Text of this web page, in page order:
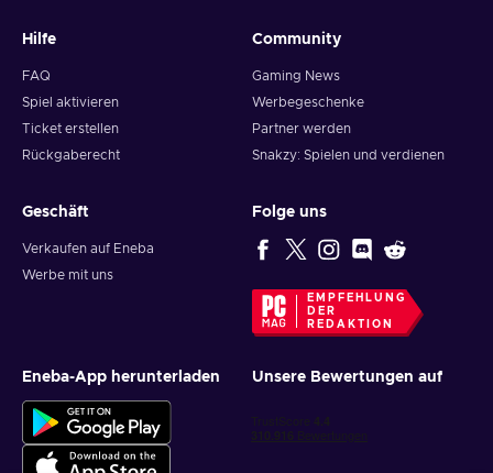
Hilfe
FAQ
Spiel aktivieren
Ticket erstellen
Rückgaberecht
Community
Gaming News
Werbegeschenke
Partner werden
Snakzy: Spielen und verdienen
Geschäft
Verkaufen auf Eneba
Werbe mit uns
Folge uns
EMPFEHLUNG
DER
REDAKTION
Eneba-App herunterladen Unsere Bewertungen auf